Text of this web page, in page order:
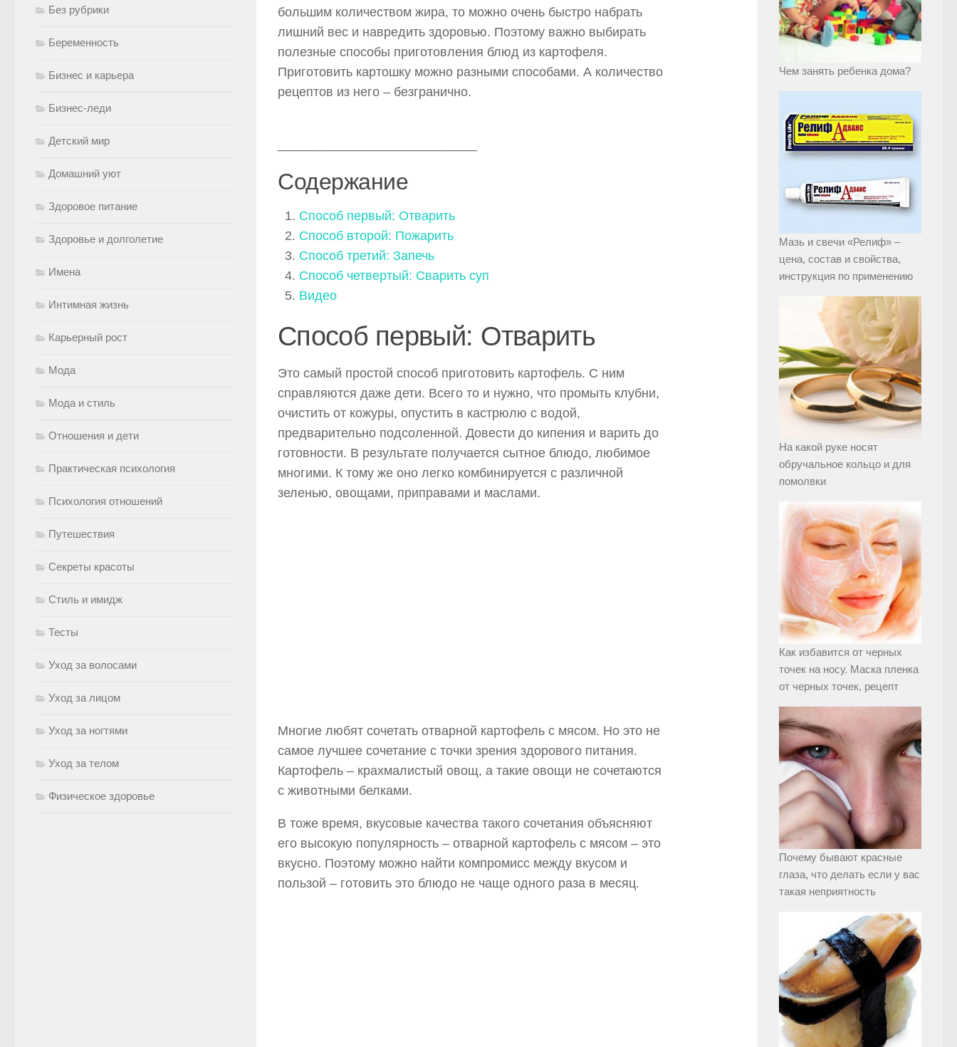
большим количеством жира, то можно очень быстро набрать
лишний вес и навредить здоровью. Поэтому важно выбирать
полезные способы приготовления блюд из картофеля.
Приготовить картошку можно разными способами. А количество
рецептов из него – безгранично.
Содержание
Способ первый: Отварить
Способ второй: Пожарить
Способ третий: Запечь
Способ четвертый: Сварить суп
Видео
Способ первый: Отварить
Это самый простой способ приготовить картофель. С ним
справляются даже дети. Всего то и нужно, что промыть клубни,
очистить от кожуры, опустить в кастрюлю с водой,
предварительно подсоленной. Довести до кипения и варить до
готовности. В результате получается сытное блюдо, любимое
многими. К тому же оно легко комбинируется с различной
зеленью, овощами, приправами и маслами.
Многие любят сочетать отварной картофель с мясом. Но это не
самое лучшее сочетание с точки зрения здорового питания.
Картофель – крахмалистый овощ, а такие овощи не сочетаются
с животными белками.
В тоже время, вкусовые качества такого сочетания объясняют
его высокую популярность – отварной картофель с мясом – это
вкусно. Поэтому можно найти компромисс между вкусом и
пользой – готовить это блюдо не чаще одного раза в месяц.
Без рубрики
Беременность
Бизнес и карьера
Бизнес-леди
Детский мир
Домашний уют
Здоровое питание
Здоровье и долголетие
Имена
Интимная жизнь
Карьерный рост
Мода
Мода и стиль
Отношения и дети
Практическая психология
Психология отношений
Путешествия
Секреты красоты
Стиль и имидж
Тесты
Уход за волосами
Уход за лицом
Уход за ногтями
Уход за телом
Физическое здоровье
Чем занять ребенка дома?
Мазь и свечи «Релиф» –
цена, состав и свойства,
инструкция по применению
На какой руке носят
обручальное кольцо и для
помолвки
Как избавится от черных
точек на носу. Маска пленка
от черных точек, рецепт
Почему бывают красные
глаза, что делать если у вас
такая неприятность